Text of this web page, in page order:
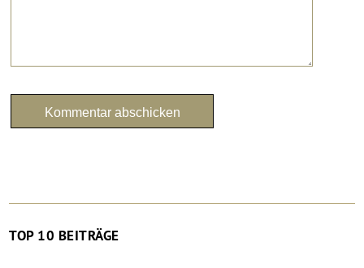
TOP 10 BEITRÄGE